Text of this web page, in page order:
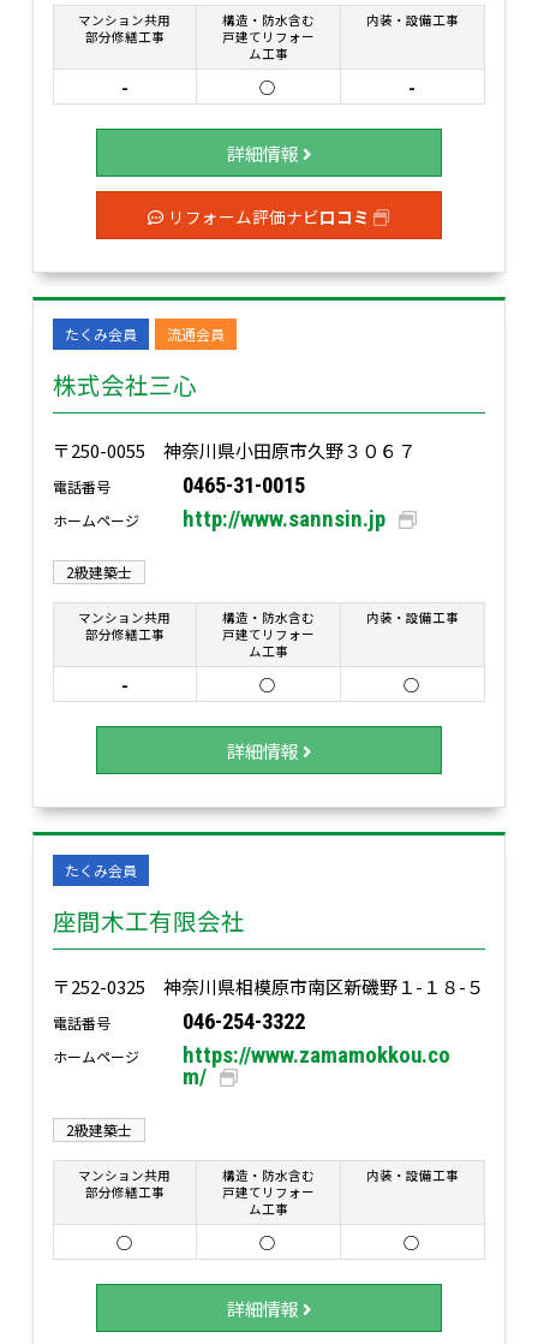
マンション共用
部分修繕工事
構造・防水含む
戸建てリフォー
ム工事
内装・設備工事
- ○ -
詳細情報
リフォーム評価ナビ口コミ
株式会社三心
たくみ会員 流通会員
〒250-0055 神奈川県小田原市久野３０６７
電話番号 0465-31-0015
ホームページ http://www.sannsin.jp
2級建築士
マンション共用
部分修繕工事
構造・防水含む
戸建てリフォー
ム工事
内装・設備工事
- ○ ○
詳細情報
座間木工有限会社
たくみ会員
〒252-0325 神奈川県相模原市南区新磯野１-１８-５
電話番号 046-254-3322
ホームページ
https://www.zamamokkou.co
m/
2級建築士
マンション共用
部分修繕工事
構造・防水含む
戸建てリフォー
ム工事
内装・設備工事
○ ○ ○
詳細情報